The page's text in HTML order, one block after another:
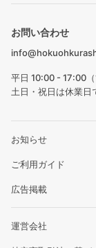
お問い合わせ
平日 10:00 - 17:00
土日・祝日は休業日
お知らせ
ご利用ガイド
広告掲載
運営会社